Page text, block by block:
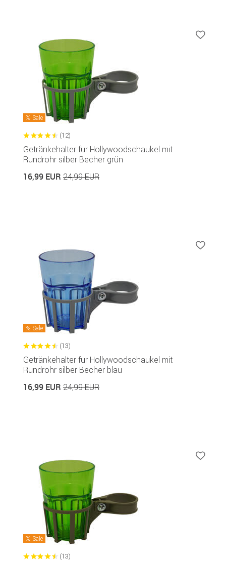
Sale
(12)
Getränkehalter für Hollywoodschaukel mit
Rundrohr silber Becher grün
16,99 EUR 24,99 EUR
Sale
(13)
Getränkehalter für Hollywoodschaukel mit
Rundrohr silber Becher blau
16,99 EUR 24,99 EUR
Sale
(13)